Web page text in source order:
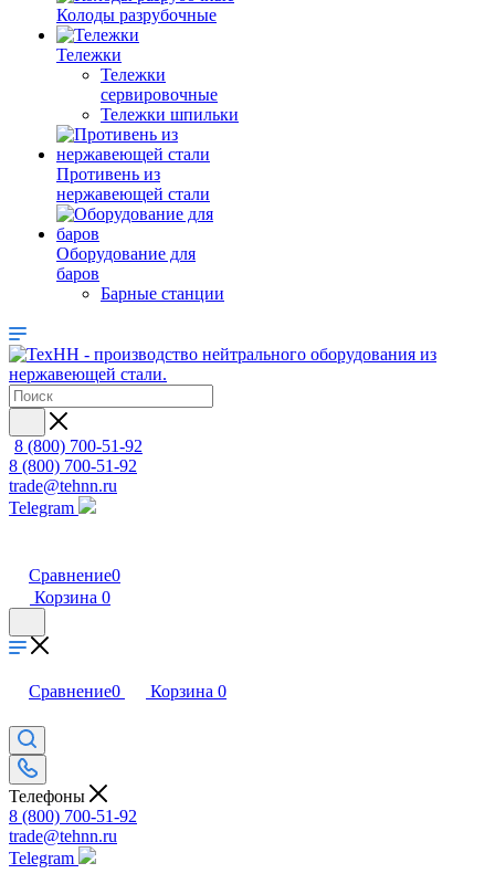
Колоды разрубочные
Тележки
Тележки
сервировочные
Тележки шпильки
Противень из
нержавеющей стали
Оборудование для
баров
Барные станции
8 (800) 700-51-92
8 (800) 700-51-92
trade@tehnn.ru
Telegram
Сравнение0
Корзина 0
Сравнение0 Корзина 0
Телефоны
8 (800) 700-51-92
trade@tehnn.ru
Telegram